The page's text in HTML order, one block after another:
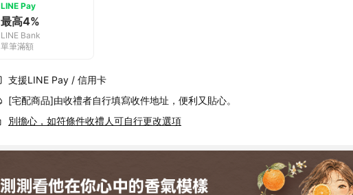
LINE Pay
最高4%
LINE Bank
單筆滿額
支援LINE Pay / 信用卡
[宅配商品]由收禮者自行填寫收件地址，便利又貼心。
別擔心，如符條件收禮人可自行更改選項